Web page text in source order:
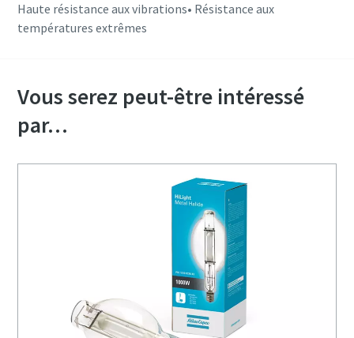
Haute résistance aux vibrations• Résistance aux
températures extrêmes
Vous serez peut-être intéressé
par…